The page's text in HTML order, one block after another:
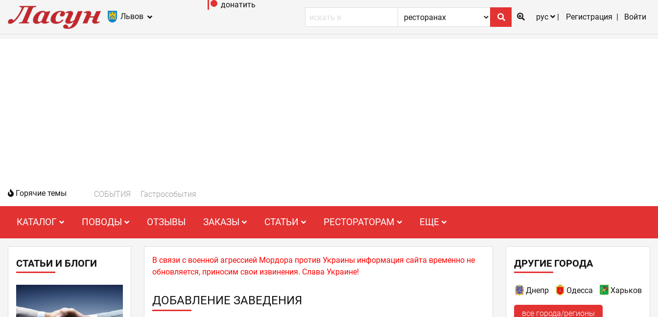
Львов
донатить
рус
Регистрация Войти
Горячие темы СОБЫТИЯ Гастрособытия
КАТАЛОГ ПОВОДЫ ОТЗЫВЫ ЗАКАЗЫ СТАТЬИ РЕСТОРАТОРАМ ЕЩЕ
СТАТЬИ И БЛОГИ
В связи с военной агрессией Мордора против Украины информация сайта временно не
обновляется, приносим свои извинения. Слава Украине!
ДОБАВЛЕНИЕ ЗАВЕДЕНИЯ
ДРУГИЕ ГОРОДА
Днепр Одесса Харьков
все города/регионы